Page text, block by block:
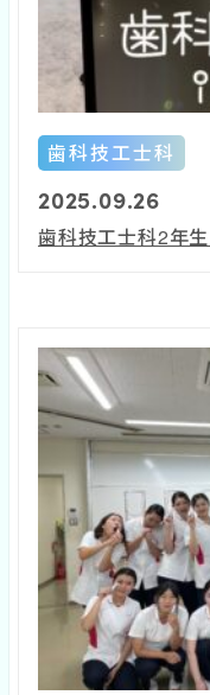
歯科技工士科
2025.09.26
歯科技工士科2年